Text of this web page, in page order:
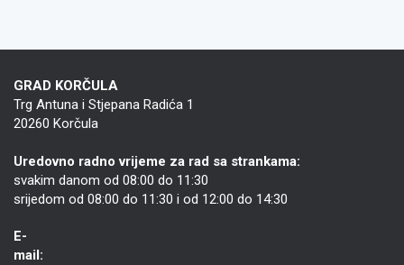
GRAD KORČULA
Trg Antuna i Stjepana Radića 1
20260 Korčula
Uredovno radno vrijeme za rad sa strankama:
svakim danom od 08:00 do 11:30
srijedom od 08:00 do 11:30 i od 12:00 do 14:30
E-
mail: